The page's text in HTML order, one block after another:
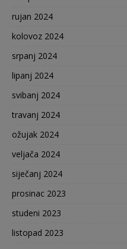
rujan 2024
kolovoz 2024
srpanj 2024
lipanj 2024
svibanj 2024
travanj 2024
ožujak 2024
veljača 2024
siječanj 2024
prosinac 2023
studeni 2023
listopad 2023